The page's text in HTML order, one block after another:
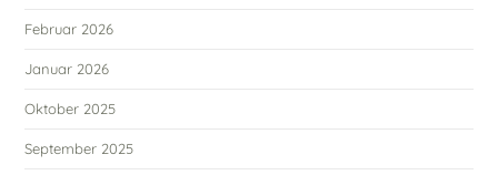
Februar 2026
Januar 2026
Oktober 2025
September 2025